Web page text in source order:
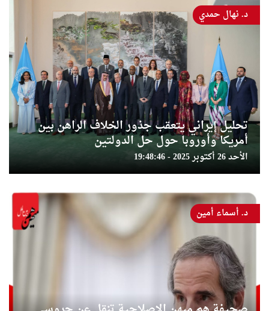
تحليل إيراني يتعقب جذور الخلاف الراهن بين
أمريكا وأوروبا حول حل الدولتين
الأحد 26 أكتوبر 2025 - 19:48:46
د. نهال حمدي
د. أسماء أمين